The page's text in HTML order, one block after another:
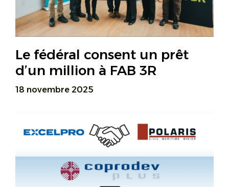
Le fédéral consent un prêt
d’un million à FAB 3R
18 novembre 2025